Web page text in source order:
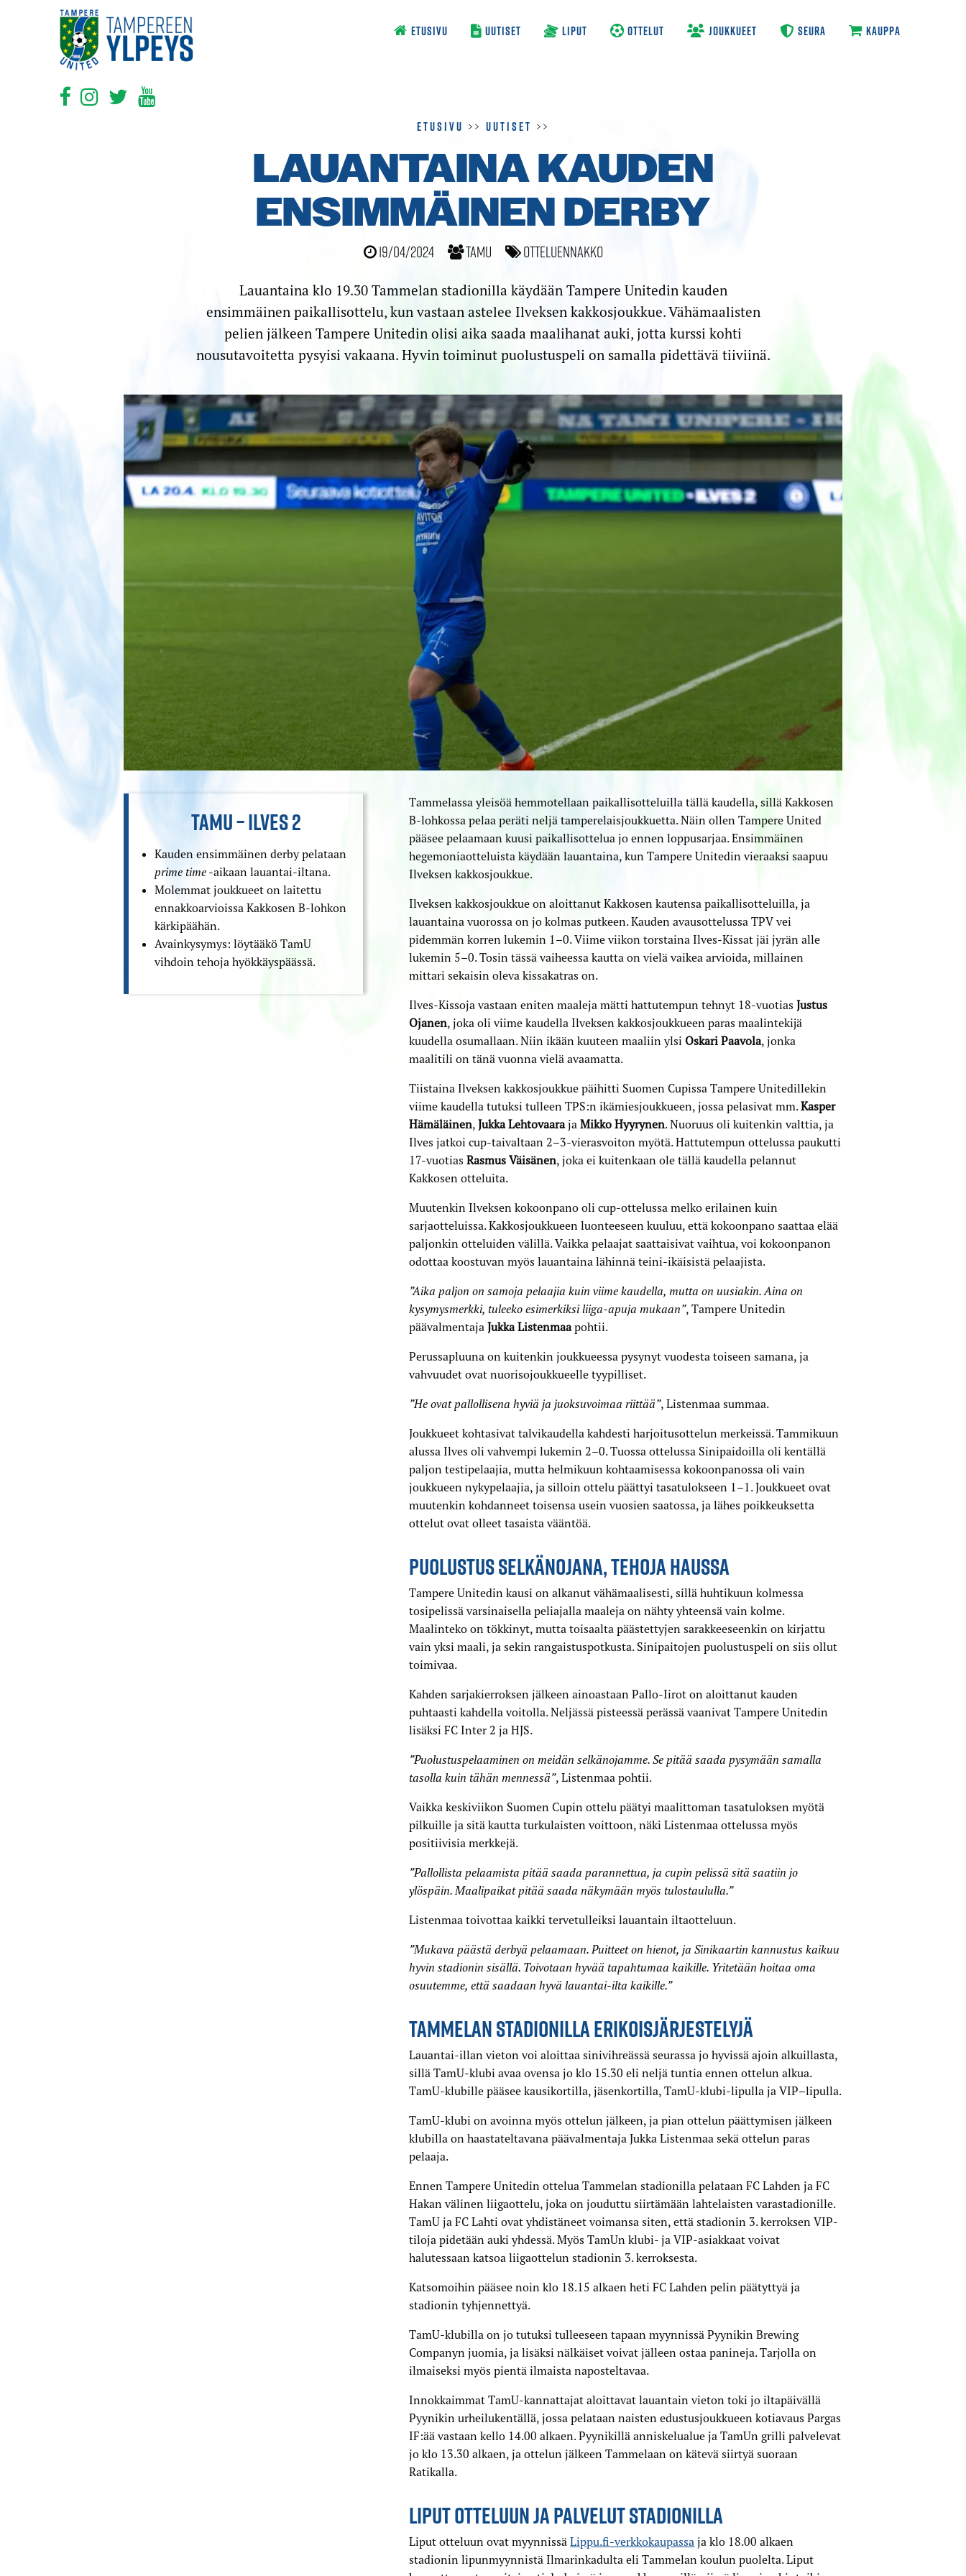
ETUSIVU UUTISET LIPUT OTTELUT JOUKKUEET SEURA KAUPPA
Etusivu >> Uutiset >>
LAUANTAINA KAUDEN
ENSIMMÄINEN DERBY
19/04/2024 TamU Otteluennakko
Lauantaina klo 19.30 Tammelan stadionilla käydään Tampere Unitedin kauden
ensimmäinen paikallisottelu, kun vastaan astelee Ilveksen kakkosjoukkue. Vähämaalisten
pelien jälkeen Tampere Unitedin olisi aika saada maalihanat auki, jotta kurssi kohti
nousutavoitetta pysyisi vakaana. Hyvin toiminut puolustuspeli on samalla pidettävä tiiviinä.
TAMU – ILVES 2
Kauden ensimmäinen derby pelataan
prime time -aikaan lauantai-iltana.
Molemmat joukkueet on laitettu
ennakko­arvioissa Kakkosen B-lohkon
kärkipäähän.
Avainkysymys: löytääkö TamU
vihdoin tehoja hyökkäyspäässä.
Tammelassa yleisöä hemmotellaan paikallisotteluilla tällä kaudella, sillä Kakkosen
B-lohkossa pelaa peräti neljä tamperelaisjoukkuetta. Näin ollen Tampere United
pääsee pelaamaan kuusi paikallisottelua jo ennen loppusarjaa. Ensimmäinen
hegemoniaotteluista käydään lauantaina, kun Tampere Unitedin vieraaksi saapuu
Ilveksen kakkosjoukkue.
Ilveksen kakkosjoukkue on aloittanut Kakkosen kautensa paikallisotteluilla, ja
lauantaina vuorossa on jo kolmas putkeen. Kauden avausottelussa TPV vei
pidemmän korren lukemin 1–0. Viime viikon torstaina Ilves-Kissat jäi jyrän alle
lukemin 5–0. Tosin tässä vaiheessa kautta on vielä vaikea arvioida, millainen
mittari sekaisin oleva kissakatras on.
Ilves-Kissoja vastaan eniten maaleja mätti hattutempun tehnyt 18-vuotiasJustus
Ojanen, joka oli viime kaudella Ilveksen kakkosjoukkueen paras maalintekijä
kuudella osumallaan. Niin ikään kuuteen maaliin ylsiOskari Paavola, jonka
maalitili on tänä vuonna vielä avaamatta.
Tiistaina Ilveksen kakkosjoukkue päihitti Suomen Cupissa Tampere Unitedillekin
viime kaudella tutuksi tulleen TPS:n ikämiesjoukkueen, jossa pelasivat mm.Kasper
Hämäläinen,Jukka LehtovaarajaMikko Hyyrynen. Nuoruus oli kuitenkin valttia, ja
Ilves jatkoi cup-taivaltaan 2–3-vierasvoiton myötä. Hattutempun ottelussa paukutti
17-vuotiasRasmus Väisänen, joka ei kuitenkaan ole tällä kaudella pelannut
Kakkosen otteluita.
Muutenkin Ilveksen kokoonpano oli cup-ottelussa melko erilainen kuin
sarjaotteluissa. Kakkosjoukkueen luonteeseen kuuluu, että kokoonpano saattaa elää
paljonkin otteluiden välillä. Vaikka pelaajat saattaisivat vaihtua, voi kokoonpanon
odottaa koostuvan myös lauantaina lähinnä teini-ikäisistä pelaajista.
”Aika paljon on samoja pelaajia kuin viime kaudella, mutta on uusiakin. Aina on
kysymysmerkki, tuleeko esimerkiksi liiga-apuja mukaan”, Tampere Unitedin
päävalmentajaJukka Listenmaapohtii.
Perussapluuna on kuitenkin joukkueessa pysynyt vuodesta toiseen samana, ja
vahvuudet ovat nuorisojoukkueelle tyypilliset.
”He ovat pallollisena hyviä ja juoksuvoimaa riittää”, Listenmaa summaa.
Joukkueet kohtasivat talvikaudella kahdesti harjoitusottelun merkeissä. Tammikuun
alussa Ilves oli vahvempi lukemin 2–0. Tuossa ottelussa Sinipaidoilla oli kentällä
paljon testipelaajia, mutta helmikuun kohtaamisessa kokoonpanossa oli vain
joukkueen nykypelaajia, ja silloin ottelu päättyi tasatulokseen 1–1. Joukkueet ovat
muutenkin kohdanneet toisensa usein vuosien saatossa, ja lähes poikkeuksetta
ottelut ovat olleet tasaista vääntöä.
PUOLUSTUS SELKÄNOJANA, TEHOJA HAUSSA
Tampere Unitedin kausi on alkanut vähämaalisesti, sillä huhtikuun kolmessa
tosipelissä varsinaisella peliajalla maaleja on nähty yhteensä vain kolme.
Maalinteko on tökkinyt, mutta toisaalta päästettyjen sarakkeeseenkin on kirjattu
vain yksi maali, ja sekin rangaistuspotkusta. Sinipaitojen puolustuspeli on siis ollut
toimivaa.
Kahden sarjakierroksen jälkeen ainoastaan Pallo-Iirot on aloittanut kauden
puhtaasti kahdella voitolla. Neljässä pisteessä perässä vaanivat Tampere Unitedin
lisäksi FC Inter 2 ja HJS.
”Puolustuspelaaminen on meidän selkänojamme. Se pitää saada pysymään samalla
tasolla kuin tähän mennessä”, Listenmaa pohtii.
Vaikka keskiviikon Suomen Cupin ottelu päätyi maalittoman tasatuloksen myötä
pilkuille ja sitä kautta turkulaisten voittoon, näki Listenmaa ottelussa myös
positiivisia merkkejä.
”Pallollista pelaamista pitää saada parannettua, ja cupin pelissä sitä saatiin jo
ylöspäin. Maalipaikat pitää saada näkymään myös tulostaululla.”
Listenmaa toivottaa kaikki tervetulleiksi lauantain iltaotteluun.
”Mukava päästä derbyä pelaamaan. Puitteet on hienot, ja Sinikaartin kannustus kaikuu
hyvin stadionin sisällä. Toivotaan hyvää tapahtumaa kaikille. Yritetään hoitaa oma
osuutemme, että saadaan hyvä lauantai-ilta kaikille.”
TAMMELAN STADIONILLA ERIKOISJÄRJESTELYJÄ
Lauantai-illan vieton voi aloittaa sinivihreässä seurassa jo hyvissä ajoin alkuillasta,
sillä TamU-klubi avaa ovensa jo klo 15.30 eli neljä tuntia ennen ottelun alkua.
TamU-klubille pääsee kausikortilla, jäsenkortilla, TamU-klubi-lipulla ja VIP–lipulla.
TamU-klubi on avoinna myös ottelun jälkeen, ja pian ottelun päättymisen jälkeen
klubilla on haastateltavana päävalmentaja Jukka Listenmaa sekä ottelun paras
pelaaja.
Ennen Tampere Unitedin ottelua Tammelan stadionilla pelataan FC Lahden ja FC
Hakan välinen liigaottelu, joka on jouduttu siirtämään lahtelaisten varastadionille.
TamU ja FC Lahti ovat yhdistäneet voimansa siten, että stadionin 3. kerroksen VIP-
tiloja pidetään auki yhdessä. Myös TamUn klubi- ja VIP-asiakkaat voivat
halutessaan katsoa liigaottelun stadionin 3. kerroksesta.
Katsomoihin pääsee noin klo 18.15 alkaen heti FC Lahden pelin päätyttyä ja
stadionin tyhjennettyä.
TamU-klubilla on jo tutuksi tulleeseen tapaan myynnissä Pyynikin Brewing
Companyn juomia, ja lisäksi nälkäiset voivat jälleen ostaa panineja. Tarjolla on
ilmaiseksi myös pientä ilmaista naposteltavaa.
Innokkaimmat TamU-kannattajat aloittavat lauantain vieton toki jo iltapäivällä
Pyynikin urheilukentällä, jossa pelataan naisten edustusjoukkueen kotiavaus Pargas
IF:ää vastaan kello 14.00 alkaen. Pyynikillä anniskelualue ja TamUn grilli palvelevat
jo klo 13.30 alkaen, ja ottelun jälkeen Tammelaan on kätevä siirtyä suoraan
Ratikalla.
LIPUT OTTELUUN JA PALVELUT STADIONILLA
Liput otteluun ovat myynnissäLippu.fi-verkkokaupassa ja klo 18.00 alkaen
stadionin lipunmyynnistä Ilmarinkadulta eli Tammelan koulun puolelta. Liput